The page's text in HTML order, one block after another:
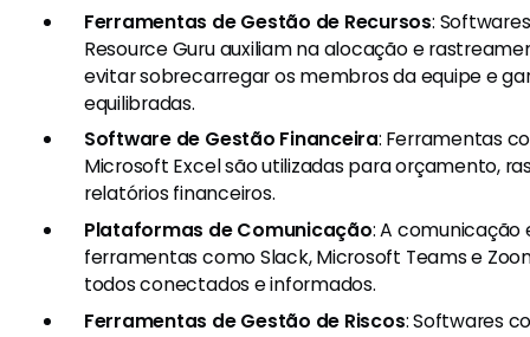
Ferramentas de Gestão de Recursos:
Resource Guru auxiliam na alocação e
evitar sobrecarregar os membros da equipe e
equilibradas.
Software de Gestão Financeira: Ferramentas
Microsoft Excel são utilizadas para orçamento,
relatórios financeiros.
Plataformas de Comunicação: A
ferramentas como Slack, Microsoft Teams e
todos conectados e informados.
Ferramentas de Gestão de Riscos: Softwares